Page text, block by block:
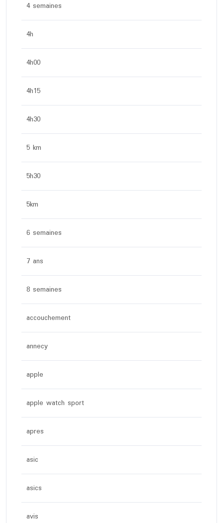
4 semaines
4h
4h00
4h15
4h30
5 km
5h30
5km
6 semaines
7 ans
8 semaines
accouchement
annecy
apple
apple watch sport
apres
asic
asics
avis